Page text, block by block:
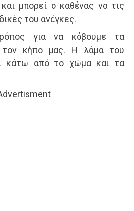
και μπορεί ο καθένας να τις
του ανάγκες.
για να κόβουμε τα
τον κήπο μας. Η λάμα του
κάτω από το χώμα και τα